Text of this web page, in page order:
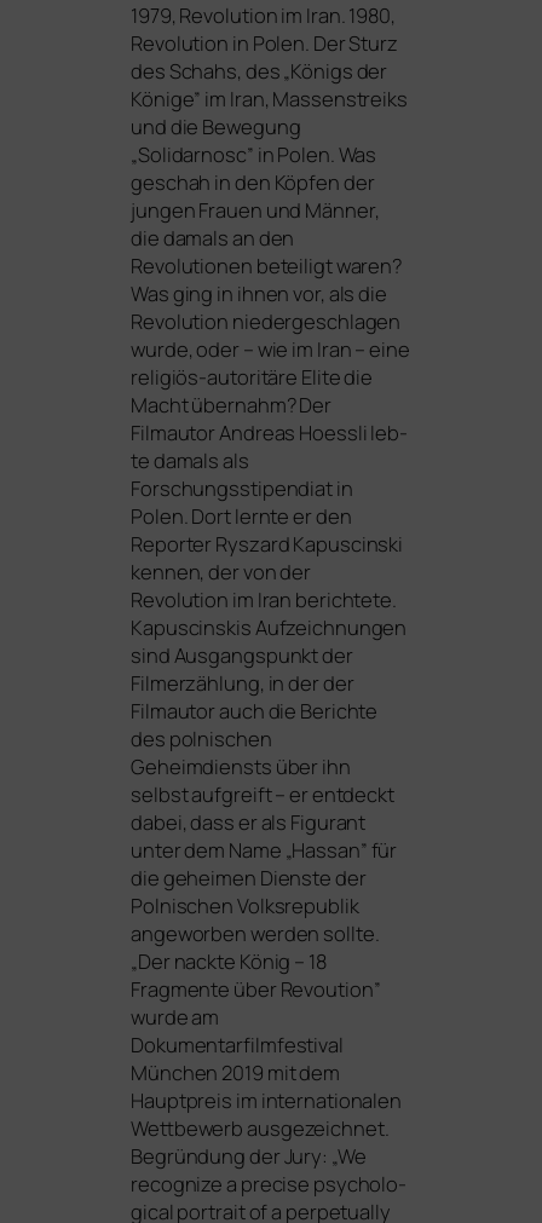
1979, Revolution im Iran. 1980,
Revolution in Polen. Der Sturz
des Schahs, des „Königs der
Könige” im Iran, Massenstreiks
und die Bewegung
„Solidarnosc” in Polen. Was
geschah in den Köpfen der
jun­gen Frauen und Männer,
die damals an den
Revolutionen betei­ligt waren?
Was ging in ihnen vor, als die
Revolution nie­der­ge­schla­gen
wur­de, oder – wie im Iran – eine
reli­gi­ös-auto­ri­tä­re Elite die
Macht über­nahm? Der
Filmautor Andreas Hoessli leb­
te damals als
Forschungsstipendiat in
Polen. Dort lern­te er den
Reporter Ryszard Kapuscinski
ken­nen, der von der
Revolution im Iran berich­te­te.
Kapuscinskis Aufzeichnungen
sind Ausgangspunkt der
Filmerzählung, in der der
Filmautor auch die Berichte
des pol­ni­schen
Geheimdiensts über ihn
selbst auf­greift – er ent­deckt
dabei, dass er als Figurant
unter dem Name „Hassan” für
die gehei­men Dienste der
Polnischen Volksrepublik
ange­wor­ben wer­den sollte.
„Der nack­te König – 18
Fragmente über Revoution”
wur­de am
Dokumentarfilmfestival
München 2019 mit dem
Hauptpreis im inter­na­tio­na­len
Wettbewerb aus­ge­zeich­net.
Begründung der Jury: „We
reco­gni­ze a pre­cise psy­cho­lo­
gi­cal por­trait of a per­pe­tual­ly